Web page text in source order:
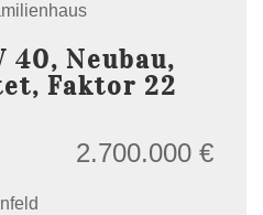
40, Neubau,
Faktor 22
2.700.000 €